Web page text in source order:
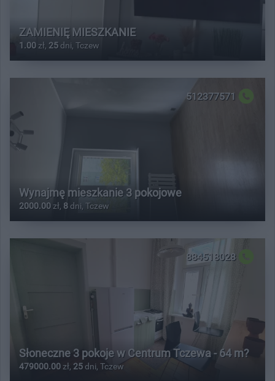
ZAMIENIĘ MIESZKANIE
1.00 zł, 25 dni, Tczew
512377571
Wynajmę mieszkanie 3 pokojowe
2000.00 zł, 8 dni, Tczew
884518028
Słoneczne 3 pokoje w Centrum Tczewa - 64 m?
479000.00 zł, 25 dni, Tczew